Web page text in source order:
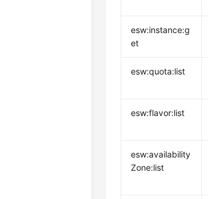
esw:instance:g
et
esw:quota:list
esw:flavor:list
esw:availability
Zone:list